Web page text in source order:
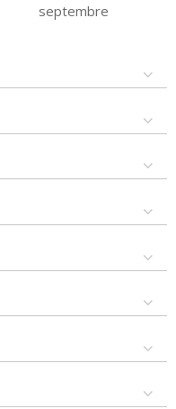
septembre